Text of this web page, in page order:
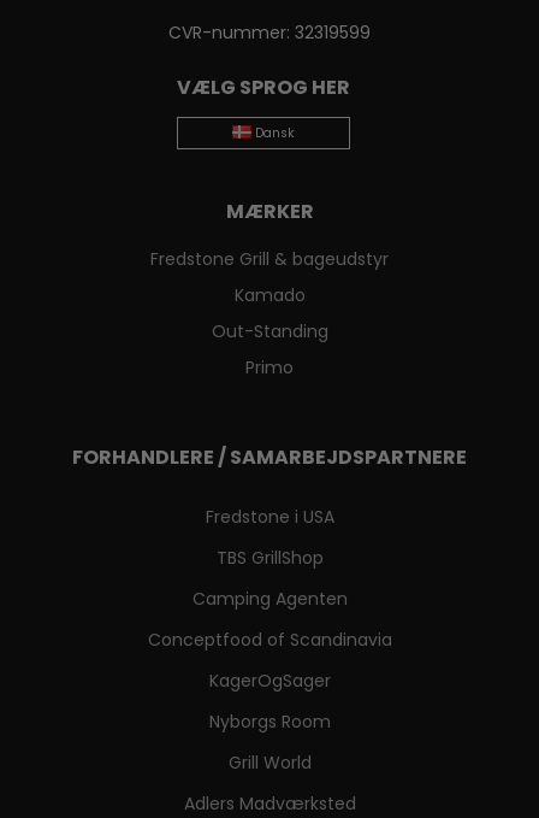
CVR-nummer: 32319599
VÆLG SPROG HER
Dansk
MÆRKER
Fredstone Grill & bageudstyr
Kamado
Out-Standing
Primo
FORHANDLERE / SAMARBEJDSPARTNERE
Fredstone i USA
TBS GrillShop
Camping Agenten
Conceptfood of Scandinavia
KagerOgSager
Nyborgs Room
Grill World
Adlers Madværksted